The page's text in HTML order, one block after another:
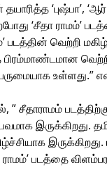
‘புஷ்பா’,
‘சீதா ராமம்’
படத்தின் வெற்றி
உள்ளது.”
” சீதாராமம்
இருக்கிறது.
ராமம்’ படத்தை